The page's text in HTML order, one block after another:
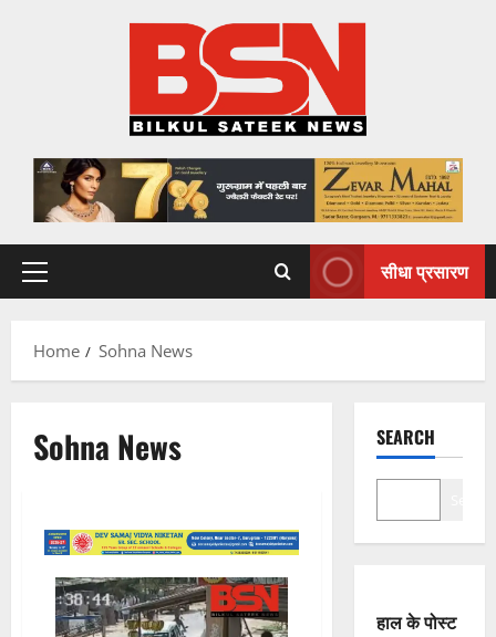
Primary
सीधा प्रसारण
Home Sohna News
Sohna News SEARCH
हाल के पोस्ट